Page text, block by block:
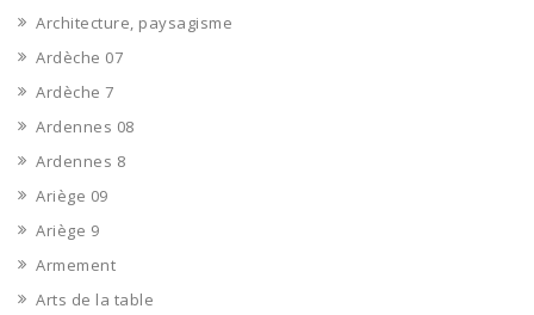
Architecture, paysagisme
Ardèche 07
Ardèche 7
Ardennes 08
Ardennes 8
Ariège 09
Ariège 9
Armement
Arts de la table